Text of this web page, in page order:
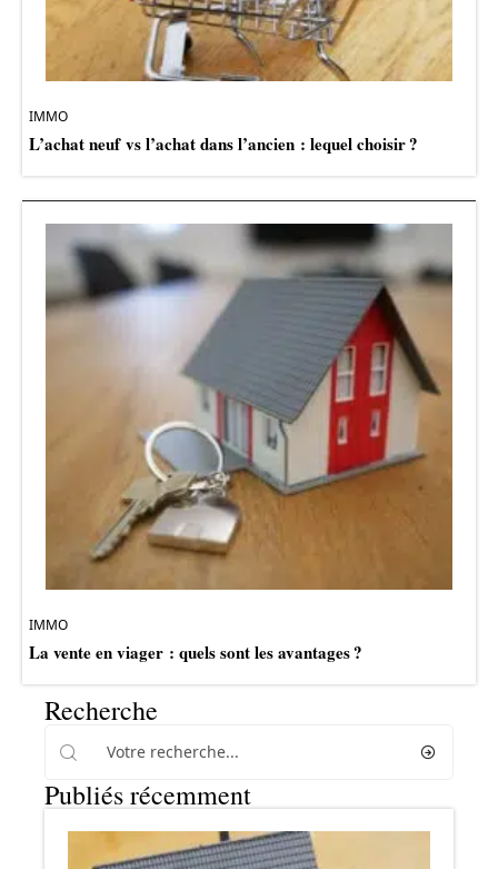
IMMO
L’achat neuf vs l’achat dans l’ancien : lequel choisir ?
IMMO
La vente en viager : quels sont les avantages ?
Recherche
Publiés récemment